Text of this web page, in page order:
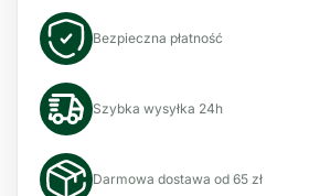
Bezpieczna płatność
Szybka wysyłka 24h
Darmowa dostawa od 65 zł